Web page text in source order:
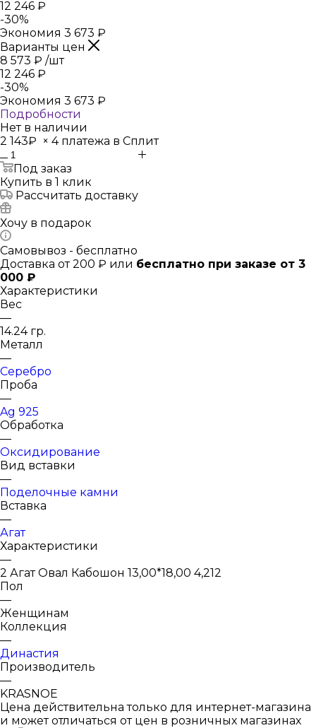
12 246 ₽
-30%
Экономия 3 673 ₽
Варианты цен
8 573 ₽ /шт
12 246 ₽
-30%
Экономия 3 673 ₽
Подробности
Нет в наличии
2 143₽ × 4 платежа в Сплит
Под заказ
Купить в 1 клик
Рассчитать доставку
Хочу в подарок
Самовывоз - бесплатно
Доставка от 200 ₽ или бесплатно при заказе от 3
000 ₽
Характеристики
Вес
—
14.24 гр.
Металл
—
Серебро
Проба
—
Ag 925
Обработка
—
Оксидирование
Вид вставки
—
Поделочные камни
Вставка
—
Агат
Характеристики
—
2 Агат Овал Кабошон 13,00*18,00 4,212
Пол
—
Женщинам
Коллекция
—
Династия
Производитель
—
KRASNOE
Цена действительна только для интернет-магазина
и может отличаться от цен в розничных магазинах